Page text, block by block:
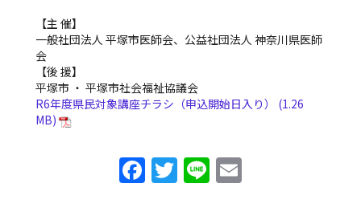
【主 催】
一般社団法人 平塚市医師会、公益社団法人 神奈川県医師
会
【後 援】
平塚市 ・ 平塚市社会福祉協議会
R6年度県民対象講座チラシ（申込開始日入り）
F T Li